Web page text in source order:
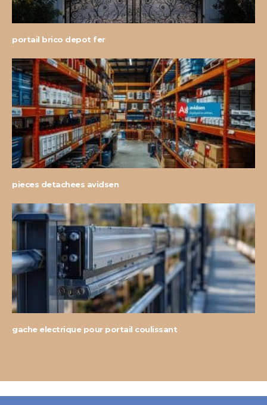
portail brico depot fer
pieces detachees avidsen
gache electrique pour portail coulissant